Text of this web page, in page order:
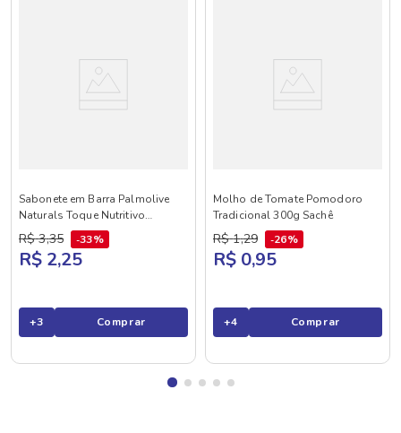
Sabonete em Barra Palmolive
Naturals Toque Nutritivo
Framboesa e Amora 85g
R$ 3,35 33%
R$ 2,25
+3 Comprar
Molho de Tomate Pomodoro
Tradicional 300g Sachê
R$ 1,29 26%
R$ 0,95
+4 Comprar